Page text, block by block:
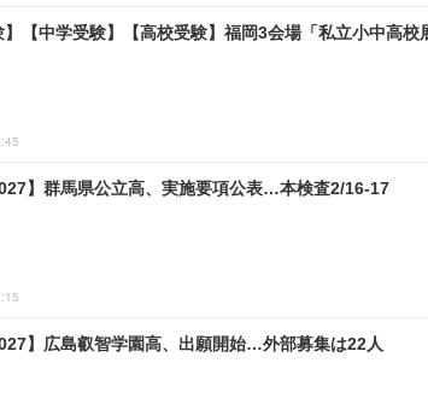
】【中学受験】【高校受験】福岡3会場「私立小中高校
】群馬県公立高、実施要項公表…本検査2/16-17
】広島叡智学園高、出願開始…外部募集は22人